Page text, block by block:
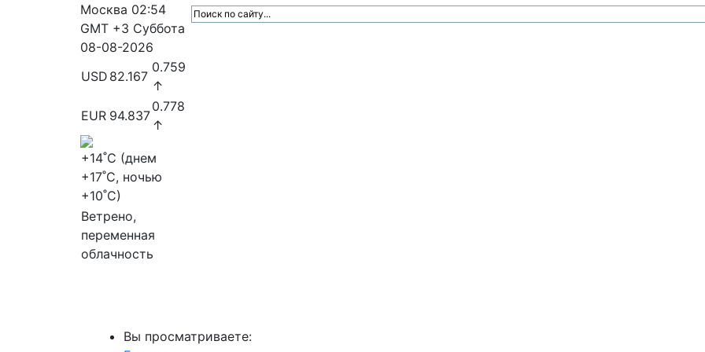
Москва 02:54
GMT +3 Суббота
08-08-2026
USD 82.167
0.759
↑
EUR 94.837
0.778
↑
+14˚C (днем
+17˚C, ночью
+10˚C)
Ветрено,
переменная
облачность
Вы просматриваете: